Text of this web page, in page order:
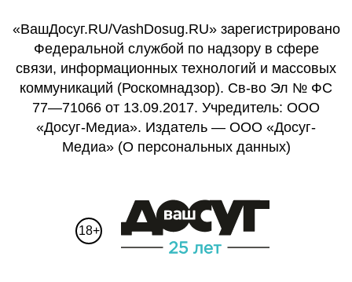
«ВашДосуг.RU/VashDosug.RU» зарегистрировано
Федеральной службой по надзору в сфере
связи, информационных технологий и массовых
коммуникаций (Роскомнадзор). Св-во Эл № ФС
77—71066 от 13.09.2017. Учредитель: ООО
«Досуг-Медиа». Издатель — ООО «Досуг-
Медиа» (О персональных данных)
18+